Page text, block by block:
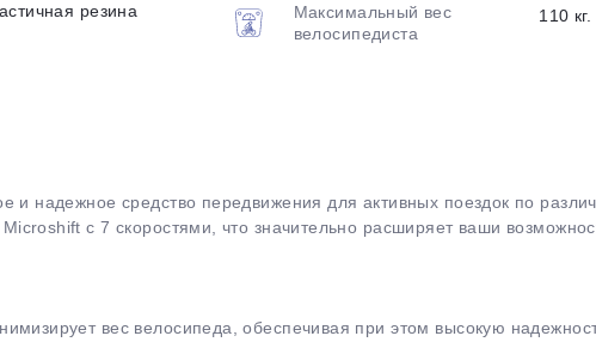
резина
Максимальный вес
велосипедиста
110 кг.
и надежное средство передвижения для активных поездок по
с 7 скоростями, что значительно расширяет ваши
вес велосипеда, обеспечивая при этом высокую